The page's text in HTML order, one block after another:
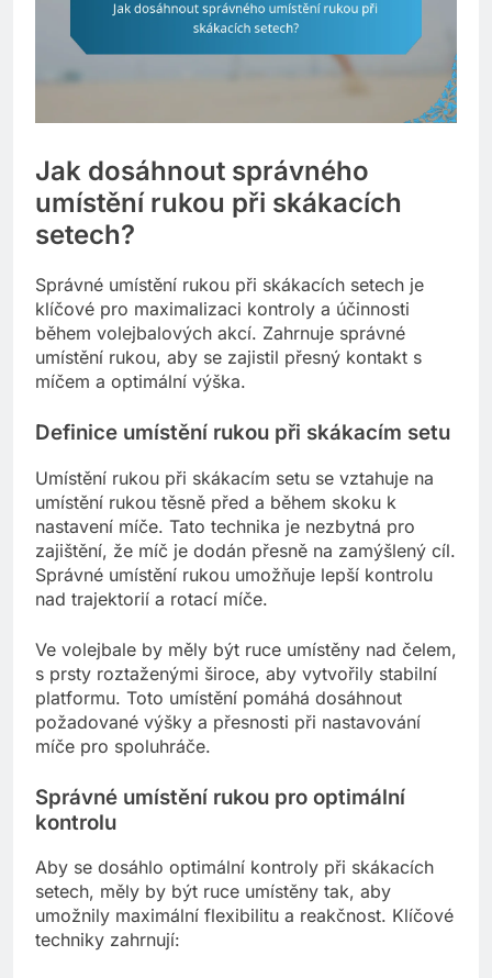
Jak dosáhnout správného
umístění rukou při skákacích
setech?
Správné umístění rukou při skákacích setech je
klíčové pro maximalizaci kontroly a účinnosti
během volejbalových akcí. Zahrnuje správné
umístění rukou, aby se zajistil přesný kontakt s
míčem a optimální výška.
Definice umístění rukou při skákacím setu
Umístění rukou při skákacím setu se vztahuje na
umístění rukou těsně před a během skoku k
nastavení míče. Tato technika je nezbytná pro
zajištění, že míč je dodán přesně na zamýšlený cíl.
Správné umístění rukou umožňuje lepší kontrolu
nad trajektorií a rotací míče.
Ve volejbale by měly být ruce umístěny nad čelem,
s prsty roztaženými široce, aby vytvořily stabilní
platformu. Toto umístění pomáhá dosáhnout
požadované výšky a přesnosti při nastavování
míče pro spoluhráče.
Správné umístění rukou pro optimální
kontrolu
Aby se dosáhlo optimální kontroly při skákacích
setech, měly by být ruce umístěny tak, aby
umožnily maximální flexibilitu a reakčnost. Klíčové
techniky zahrnují: